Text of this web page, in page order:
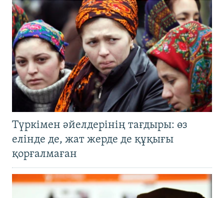
Түркімен әйелдерінің тағдыры: өз
елінде де, жат жерде де құқығы
қорғалмаған